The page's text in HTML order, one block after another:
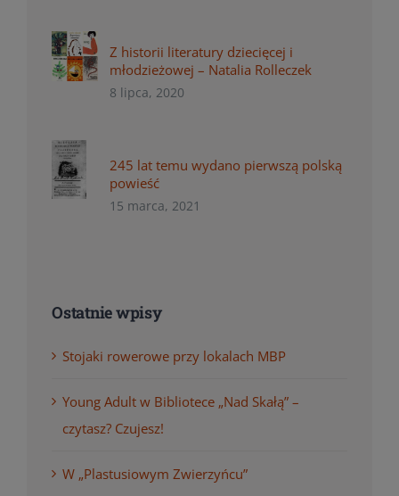
Z historii literatury dziecięcej i
młodzieżowej – Natalia Rolleczek
8 lipca, 2020
245 lat temu wydano pierwszą polską
powieść
15 marca, 2021
Ostatnie wpisy
Stojaki rowerowe przy lokalach MBP
Young Adult w Bibliotece „Nad Skałą” –
czytasz? Czujesz!
W „Plastusiowym Zwierzyńcu”